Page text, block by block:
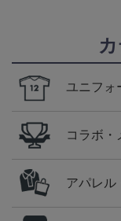
ユニフォ
コラボ・
アパレル